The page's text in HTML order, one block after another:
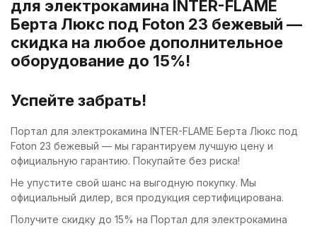
для электрокамина INTER-FLAME
Берта Люкс под Foton 23 бежевый —
скидка на любое дополнительное
оборудование до 15%!
Успейте забрать!
Портал для электрокамина INTER-FLAME Берта Люкс под
Foton 23 бежевый — мы гарантируем лучшую цену и
официальную гарантию. Покупайте без риска!
Не упустите свой шанс на выгодную покупку. Мы
официальный дилер, вся продукция сертифицирована.
Получите скидку до 15% на Портал для электрокамина